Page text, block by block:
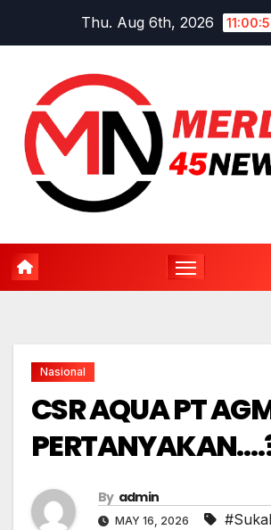
Thu. Aug 6th, 2026
Nasional
CSR AQUA PT
By admin
MAY 16, 2026